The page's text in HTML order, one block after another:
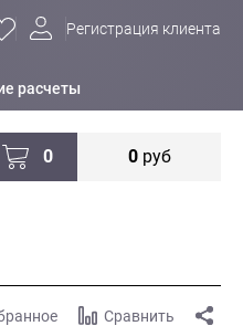
Регистрация клиента
расчеты
0 0руб
Сравнить